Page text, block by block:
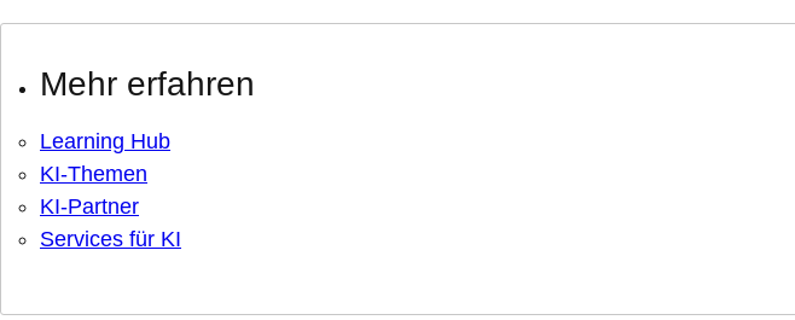
Mehr erfahren
Learning Hub
KI-Themen
KI-Partner
Services für KI